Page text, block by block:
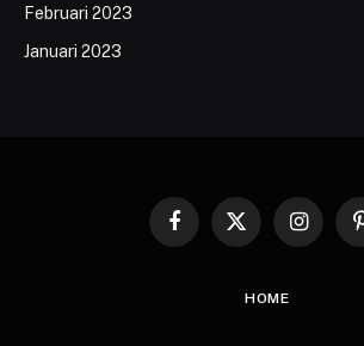
Februari 2023
Januari 2023
Facebook
X
Instagram
HOME